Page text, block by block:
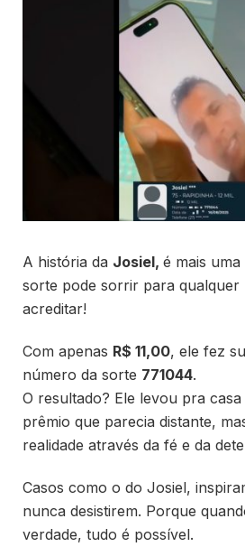
A história da Josiel, é mais
sorte pode sorrir para
acreditar!
Com apenas R$ 11,00, ele fez
número da sorte 771044.
O resultado? Ele levou pra casa
prêmio que parecia distante,
realidade através da fé e da
Casos como o do Josiel,
nunca desistirem. Porque
verdade, tudo é possível.